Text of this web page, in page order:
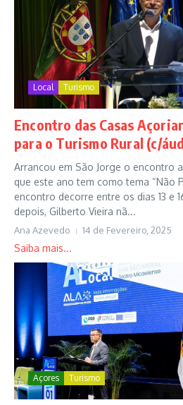
Local Turismo
Encontro das Casas
para o Turismo Rural (c/
Arrancou em São Jorge o encontro
que este ano tem como tema “Não
encontro decorre entre os dias 13 e
depois, Gilberto Vieira nã...
Ana Azevedo 14 de Fevereiro, 2025
Saiba mais...
Açores Turismo